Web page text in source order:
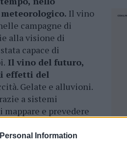
Information
Il vino
campagne di
alla visione di
capace di
Il vino del futuro,
effetti del
Gelate e alluvioni.
a sistemi
mappare e prevedere
nelle celle
dei siti web.